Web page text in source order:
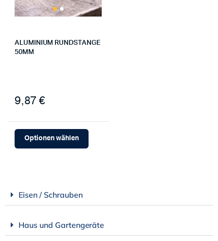
ALUMINIUM RUNDSTANGE
50MM
9,87 €
Optionen wählen
Eisen / Schrauben
Haus und Gartengeräte